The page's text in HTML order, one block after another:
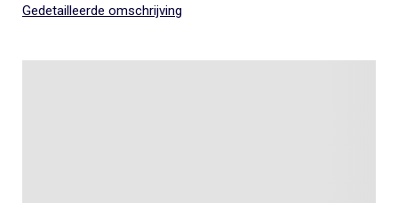
Gedetailleerde omschrijving